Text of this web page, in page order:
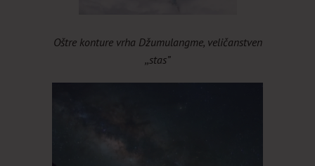
Oštre konture vrha Džumulangme, veličanstven
,,stas”